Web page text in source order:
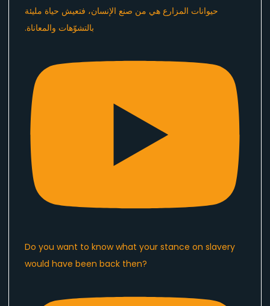
Do you want to know what your stance on slavery
would have been back then?